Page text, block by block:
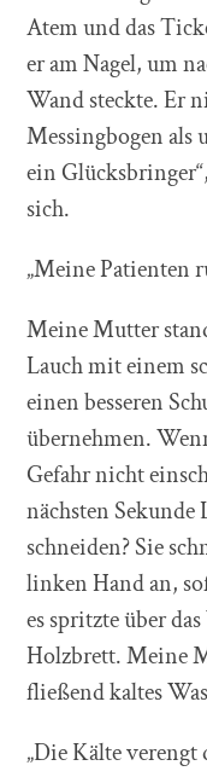
Atem und das
er am Nagel, um
Wand steckte. Er
Messingbogen als
ein
sich.
„Meine Patienten
Meine Mutter
Lauch mit einem
einen besseren
übernehmen.
Gefahr nicht
nächsten
schneiden? Sie
linken Hand an,
es spritzte über
Holzbrett. Meine
fließend kaltes
„Die Kälte